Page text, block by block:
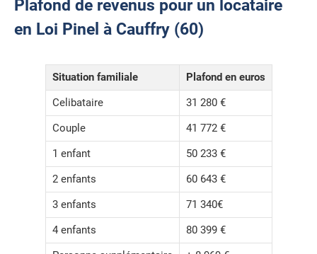
Plafond de revenus pour un locataire
en Loi Pinel à Cauffry (60)
Situation familiale
Plafond en euros
Celibataire
31 280 €
Couple
41 772 €
1 enfant
50 233 €
2 enfants
60 643 €
3 enfants
71 340€
4 enfants
80 399 €